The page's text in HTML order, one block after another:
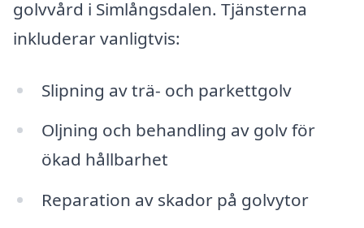
golvvård i Simlångsdalen. Tjänsterna
inkluderar vanligtvis:
Slipning av trä- och parkettgolv
Oljning och behandling av golv för
ökad hållbarhet
Reparation av skador på golvytor